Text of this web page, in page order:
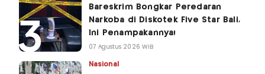
Bareskrim Bongkar Peredaran
Narkoba di Diskotek Five Star Bali,
Ini Penampakannya!
07 Agustus 2026 WIB
Nasional